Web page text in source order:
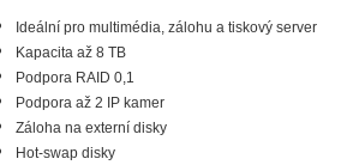
Ideální pro multimédia, zálohu a tiskový server
Kapacita až 8 TB
Podpora RAID 0,1
Podpora až 2 IP kamer
Záloha na externí disky
Hot-swap disky